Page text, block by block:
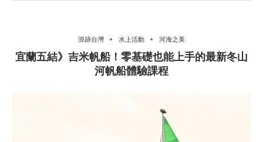
浪跡台灣 水上活動 河海之美
宜蘭五結》吉米帆船！零基礎也能上手的最新冬山
河帆船體驗課程